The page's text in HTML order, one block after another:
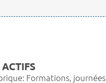
ACTIFS
Formations, journées